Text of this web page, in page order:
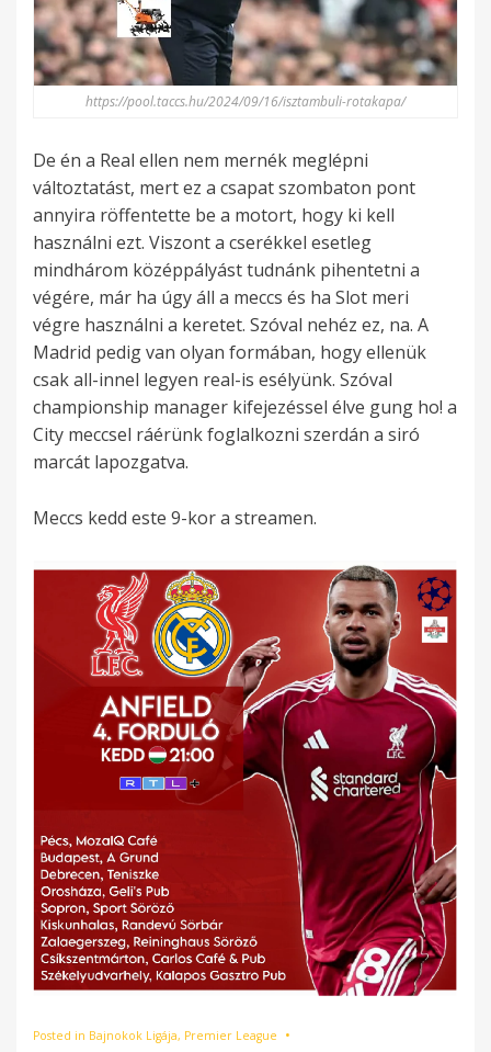
https://pool.taccs.hu/2024/09/16/isztambuli-rotakapa/
De én a Real ellen nem mernék meglépni
változtatást, mert ez a csapat szombaton pont
annyira röffentette be a motort, hogy ki kell
használni ezt. Viszont a cserékkel esetleg
mindhárom középpályást tudnánk pihentetni a
végére, már ha úgy áll a meccs és ha Slot meri
végre használni a keretet. Szóval nehéz ez, na. A
Madrid pedig van olyan formában, hogy ellenük
csak all-innel legyen real-is esélyünk. Szóval
championship manager kifejezéssel élve gung ho! a
City meccsel ráérünk foglalkozni szerdán a siró
marcát lapozgatva.
Meccs kedd este 9-kor a streamen.
Posted in Bajnokok Ligája, Premier League